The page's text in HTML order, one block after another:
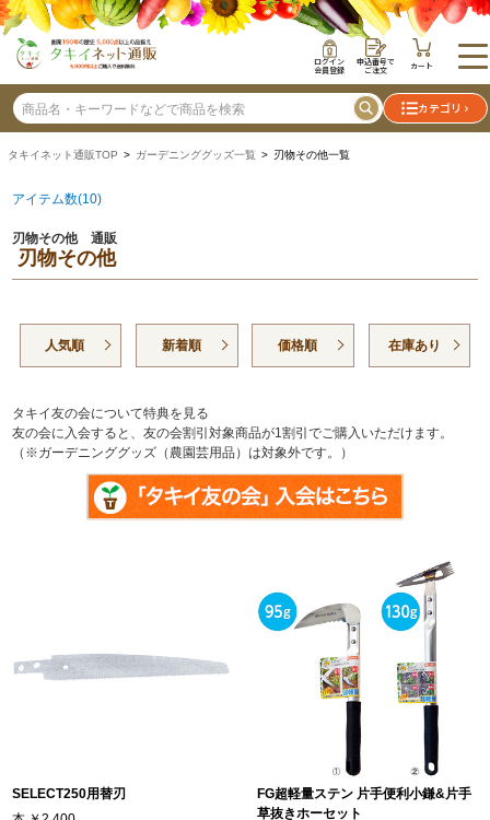
ログイン
会員登録
申込番号で
ご注文 カート
カテゴリ
タキイネット通販TOP > ガーデニンググッズ一覧 > 刃物その他一覧
アイテム数(10)
刃物その他 通販
刃物その他
人気順 新着順 価格順 在庫あり
タキイ友の会について特典を見る
友の会に入会すると、友の会割引対象商品が1割引でご購入いただけます。
（※ガーデニンググッズ（農園芸用品）は対象外です。）
SELECT250用替刃
FG超軽量ステン 片手便利小鎌&片手
草抜きホーセット